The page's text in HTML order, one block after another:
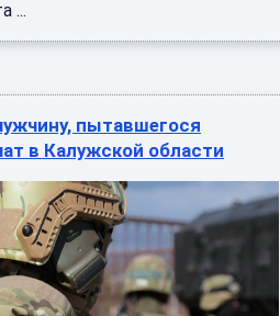
...
пытавшегося
в Калужской области